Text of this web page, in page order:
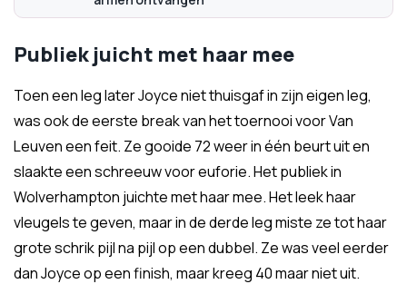
Publiek juicht met haar mee
Toen een leg later Joyce niet thuisgaf in zijn eigen leg,
was ook de eerste break van het toernooi voor Van
Leuven een feit. Ze gooide 72 weer in één beurt uit en
slaakte een schreeuw voor euforie. Het publiek in
Wolverhampton juichte met haar mee. Het leek haar
vleugels te geven, maar in de derde leg miste ze tot haar
grote schrik pijl na pijl op een dubbel. Ze was veel eerder
dan Joyce op een finish, maar kreeg 40 maar niet uit.